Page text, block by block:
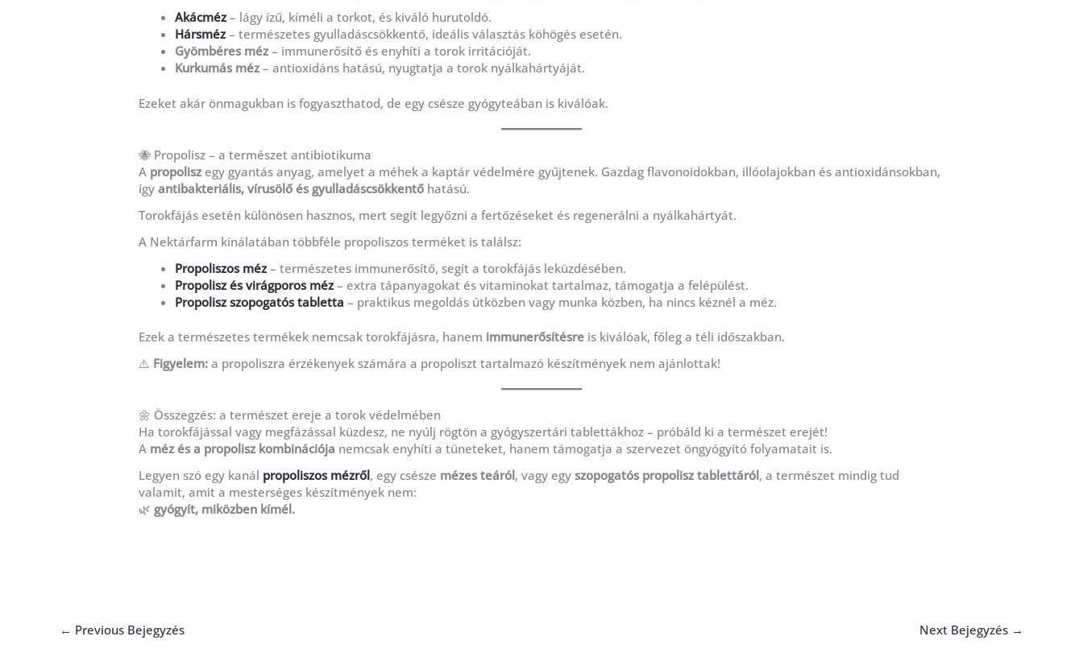
Akácméz– lágy ízű, kíméli a torkot, és kiváló hurutoldó.
Hársméz– természetes gyulladáscsökkentő, ideális választás köhögés esetén.
Gyömbéres méz – immunerősítő és enyhíti a torok irritációját.
Kurkumás méz – antioxidáns hatású, nyugtatja a torok nyálkahártyáját.
Ezeket akár önmagukban is fogyaszthatod, de egy csésze gyógyteában is kiválóak.
🐝 Propolisz – a természet antibiotikuma
A propolisz egy gyantás anyag, amelyet a méhek a kaptár védelmére gyűjtenek. Gazdag flavonoidokban, illóolajokban és antioxidánsokban,
ígyantibakteriális, vírusölő és gyulladáscsökkentő hatású.
Torokfájás esetén különösen hasznos, mert segít legyőzni a fertőzéseket és regenerálni a nyálkahártyát.
A Nektárfarm kínálatában többféle propoliszos terméket is találsz:
Propoliszos méz– természetes immunerősítő, segít a torokfájás leküzdésében.
Propolisz és virágporos méz– extra tápanyagokat és vitaminokat tartalmaz, támogatja a felépülést.
Propolisz szopogatós tabletta – praktikus megoldás útközben vagy munka közben, ha nincs kéznél a méz.
Ezek a természetes termékek nemcsak torokfájásra, hanem immunerősítésre is kiválóak, főleg a téli időszakban.
⚠️ Figyelem: a propoliszra érzékenyek számára a propoliszt tartalmazó készítmények nem ajánlottak!
🌼 Összegzés: a természet ereje a torok védelmében
Ha torokfájással vagy megfázással küzdesz, ne nyúlj rögtön a gyógyszertári tablettákhoz – próbáld ki a természet erejét!
A méz és a propolisz kombinációja nemcsak enyhíti a tüneteket, hanem támogatja a szervezet öngyógyító folyamatait is.
Legyen szó egy kanál propoliszos mézről, egy csésze mézes teáról, vagy egyszopogatós propolisz tablettáról, a természet mindig tud
valamit, amit a mesterséges készítmények nem:
🌿 gyógyít, miközben kímél.
← Previous Bejegyzés Next Bejegyzés →